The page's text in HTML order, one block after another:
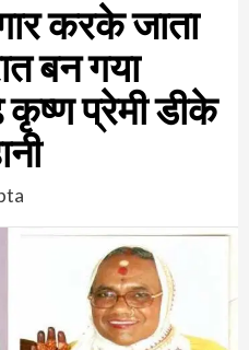
करके जाता
बन गया
कृष्ण प्रेमी डीके